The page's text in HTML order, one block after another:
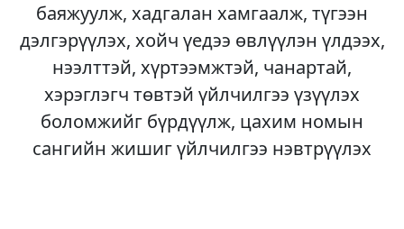
баяжуулж, хадгалан хамгаалж, түгээн
дэлгэрүүлэх, хойч үедээ өвлүүлэн үлдээх,
нээлттэй, хүртээмжтэй, чанартай,
хэрэглэгч төвтэй үйлчилгээ үзүүлэх
боломжийг бүрдүүлж, цахим номын
сангийн жишиг үйлчилгээ нэвтрүүлэх